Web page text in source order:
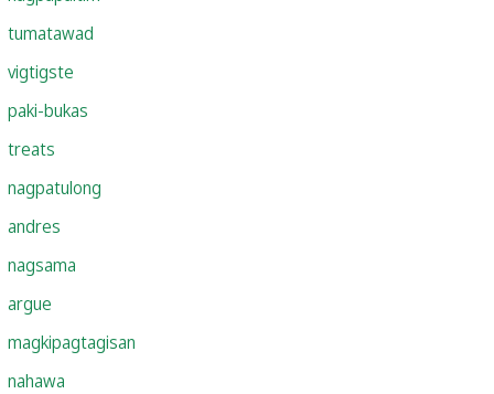
tumatawad
vigtigste
paki-bukas
treats
nagpatulong
andres
nagsama
argue
magkipagtagisan
nahawa